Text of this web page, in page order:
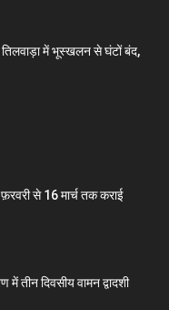
तिलवाड़ा में भूस्खलन से घंटों बंद,
फ़रवरी से 16 मार्च तक कराई
में तीन दिवसीय वामन द्वादशी